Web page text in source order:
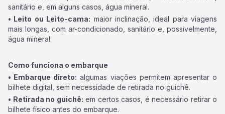
sanitário e, em alguns casos, água mineral.
• Leito ou Leito-cama: maior inclinação, ideal para viagens
mais longas, com ar-condicionado, sanitário e, possivelmente,
água mineral.
Como funciona o embarque
• Embarque direto: algumas viações permitem apresentar o
bilhete digital, sem necessidade de retirada no guichê.
• Retirada no guichê: em certos casos, é necessário retirar o
bilhete físico antes do embarque.